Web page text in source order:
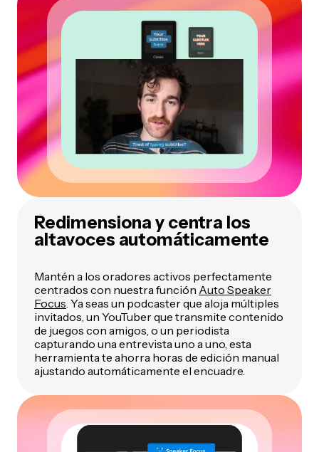
Redimensiona y centra los
altavoces automáticamente
Mantén a los oradores activos perfectamente
centrados con nuestra función Auto Speaker
Focus . Ya seas un podcaster que aloja múltiples
invitados, un YouTuber que transmite contenido
de juegos con amigos, o un periodista
capturando una entrevista uno a uno, esta
herramienta te ahorra horas de edición manual
ajustando automáticamente el encuadre.